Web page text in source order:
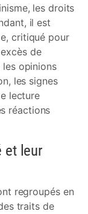
les droits
il est
critiqué pour
de
les opinions
les signes
lecture
réactions
et leur
regroupés en
traits de